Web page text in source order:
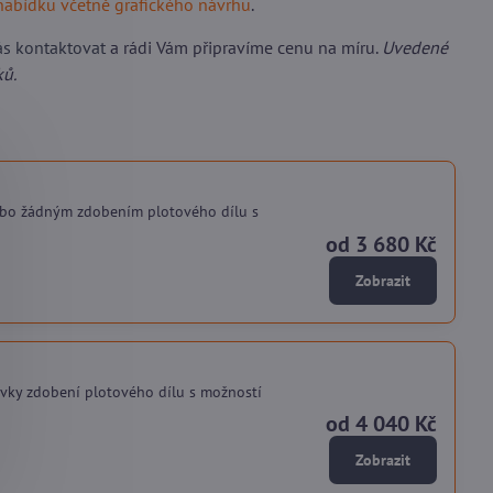
včetně grafického návrhu.
kontaktovata rádi Vám připravíme cenu na míru. Uvedené
žádným zdobením plotového dílu s
od 3 680 Kč
Zobrazit
zdobení plotového dílu s možností
od 4 040 Kč
Zobrazit